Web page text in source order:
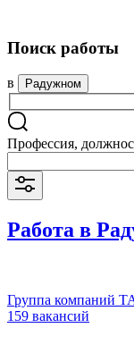
Поиск работы
в Радужном
Профессия,
Работа в
Группа компаний
159 вакансий